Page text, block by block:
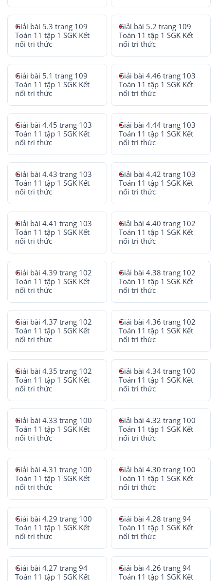
Giải bài 5.3 trang 109
Toán 11 tập 1 SGK Kết
nối tri thức
Giải bài 5.2 trang 109
Toán 11 tập 1 SGK Kết
nối tri thức
Giải bài 5.1 trang 109
Toán 11 tập 1 SGK Kết
nối tri thức
Giải bài 4.46 trang 103
Toán 11 tập 1 SGK Kết
nối tri thức
Giải bài 4.45 trang 103
Toán 11 tập 1 SGK Kết
nối tri thức
Giải bài 4.44 trang 103
Toán 11 tập 1 SGK Kết
nối tri thức
Giải bài 4.43 trang 103
Toán 11 tập 1 SGK Kết
nối tri thức
Giải bài 4.42 trang 103
Toán 11 tập 1 SGK Kết
nối tri thức
Giải bài 4.41 trang 103
Toán 11 tập 1 SGK Kết
nối tri thức
Giải bài 4.40 trang 102
Toán 11 tập 1 SGK Kết
nối tri thức
Giải bài 4.39 trang 102
Toán 11 tập 1 SGK Kết
nối tri thức
Giải bài 4.38 trang 102
Toán 11 tập 1 SGK Kết
nối tri thức
Giải bài 4.37 trang 102
Toán 11 tập 1 SGK Kết
nối tri thức
Giải bài 4.36 trang 102
Toán 11 tập 1 SGK Kết
nối tri thức
Giải bài 4.35 trang 102
Toán 11 tập 1 SGK Kết
nối tri thức
Giải bài 4.34 trang 100
Toán 11 tập 1 SGK Kết
nối tri thức
Giải bài 4.33 trang 100
Toán 11 tập 1 SGK Kết
nối tri thức
Giải bài 4.32 trang 100
Toán 11 tập 1 SGK Kết
nối tri thức
Giải bài 4.31 trang 100
Toán 11 tập 1 SGK Kết
nối tri thức
Giải bài 4.30 trang 100
Toán 11 tập 1 SGK Kết
nối tri thức
Giải bài 4.29 trang 100
Toán 11 tập 1 SGK Kết
nối tri thức
Giải bài 4.28 trang 94
Toán 11 tập 1 SGK Kết
nối tri thức
Giải bài 4.27 trang 94
Toán 11 tập 1 SGK Kết
Giải bài 4.26 trang 94
Toán 11 tập 1 SGK Kết